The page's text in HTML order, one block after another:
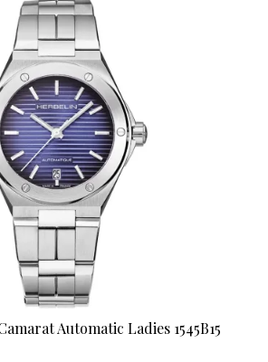
Automatic Ladies 1545B15